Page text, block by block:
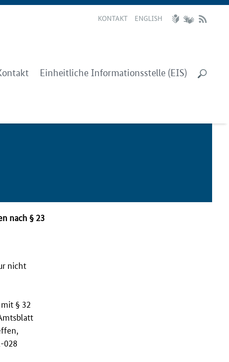
KONTAKT ENGLISH
Einheitliche Informationsstelle (EIS)
nach § 23
nicht
§ 32
028